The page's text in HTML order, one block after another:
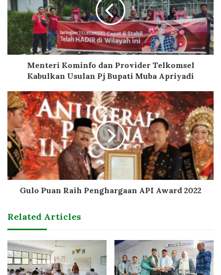
Menteri Kominfo dan Provider Telkomsel
Kabulkan Usulan Pj Bupati Muba Apriyadi
Gulo Puan Raih Penghargaan API Award 2022
Related Articles